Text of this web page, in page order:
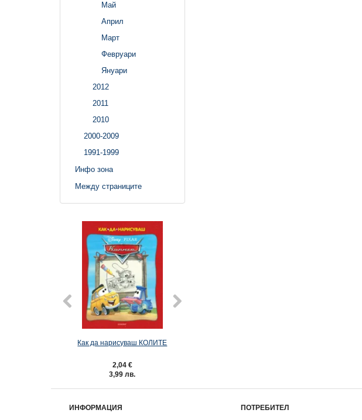
Май
Април
Март
Февруари
Януари
2012
2011
2010
2000-2009
1991-1999
Инфо зона
Между страниците
Как да нарисуваш КОЛИТЕ
2,04 €
3,99 лв.
ИНФОРМАЦИЯ ПОТРЕБИТЕЛ